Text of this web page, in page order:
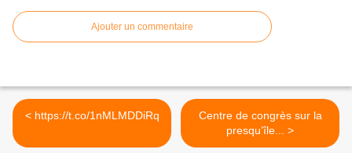
Ajouter un commentaire
< https://t.co/1nMLMDDiRq
Centre de congrès sur la
presqu’île... >